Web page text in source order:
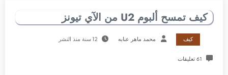
كيف تمسح ألبوم U2 من الآي تيونز
كيف محمد ماهر عنابه 12 سنة منذ النشر
61 تعليقات